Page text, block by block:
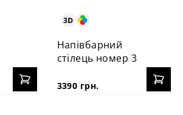
Напівбарний
стілець номер 3
3390 грн.